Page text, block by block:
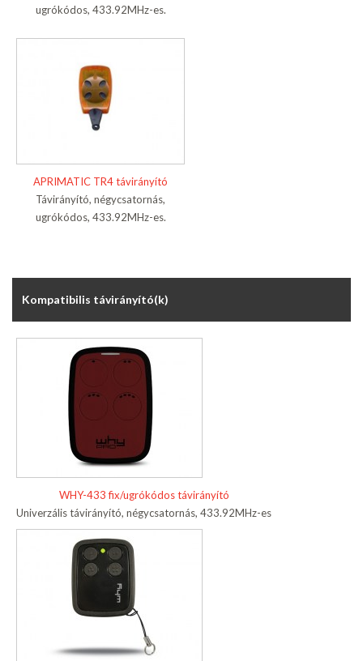
ugrókódos, 433.92MHz-es.
APRIMATIC TR4 távirányító
Távirányító, négycsatornás,
ugrókódos, 433.92MHz-es.
Kompatibilis távirányító(k)
WHY-433 fix/ugrókódos távirányító
Univerzális távirányító, négycsatornás, 433.92MHz-es